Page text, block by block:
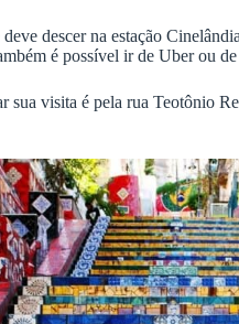
descer na estação
é possível ir de Uber ou
sua visita é pela rua Teotônio